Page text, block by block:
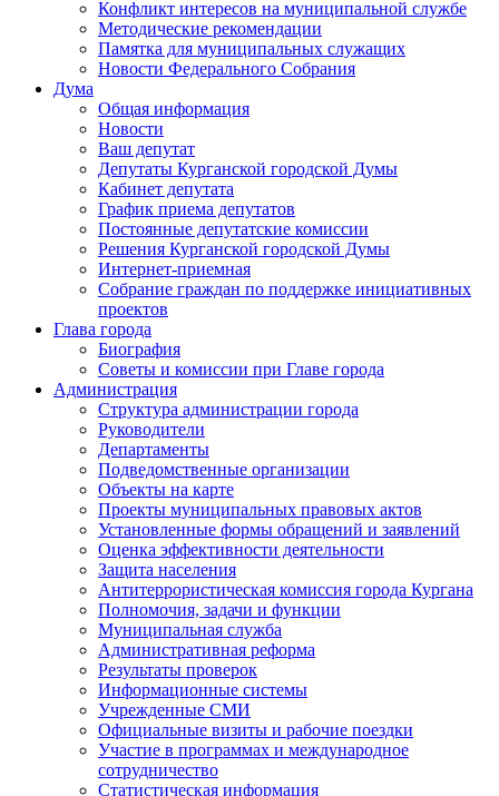
Конфликт интересов на муниципальной службе
Методические рекомендации
Памятка для муниципальных служащих
Новости Федерального Cобрания
Дума
Общая информация
Новости
Ваш депутат
Депутаты Курганской городской Думы
Кабинет депутата
График приема депутатов
Постоянные депутатские комиссии
Решения Курганской городской Думы
Интернет-приемная
Собрание граждан по поддержке инициативных
проектов
Глава города
Биография
Советы и комиссии при Главе города
Администрация
Структура администрации города
Руководители
Департаменты
Подведомственные организации
Объекты на карте
Проекты муниципальных правовых актов
Установленные формы обращений и заявлений
Оценка эффективности деятельности
Защита населения
Антитеррористическая комиссия города Кургана
Полномочия, задачи и функции
Муниципальная служба
Административная реформа
Результаты проверок
Информационные системы
Учрежденные СМИ
Официальные визиты и рабочие поездки
Участие в программах и международное
сотрудничество
Статистическая информация